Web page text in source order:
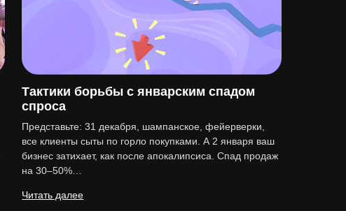
Тактики борьбы с январским спадом
спроса
Представьте: 31 декабря, шампанское, фейерверки,
все клиенты сыты по горло покупками. А 2 января ваш
бизнес затихает, как после апокалипсиса. Спад продаж
на 30–50%…
Читать далее